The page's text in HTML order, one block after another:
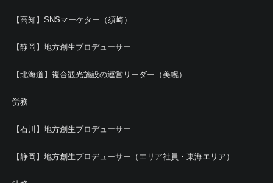
【高知】SNSマーケター（須崎）
【静岡】地方創生プロデューサー
【北海道】複合観光施設の運営リーダー（美幌）
労務
【石川】地方創生プロデューサー
【静岡】地方創生プロデューサー（エリア社員・東海エリア）